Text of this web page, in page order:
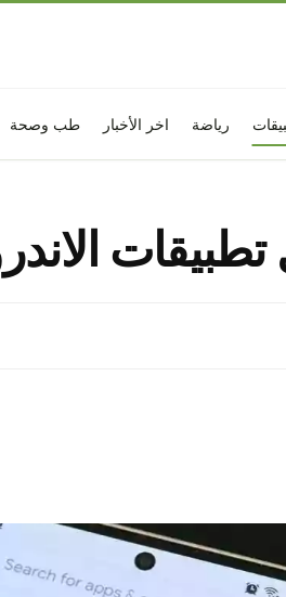
رياضة اخر الأخبار طب وصحة